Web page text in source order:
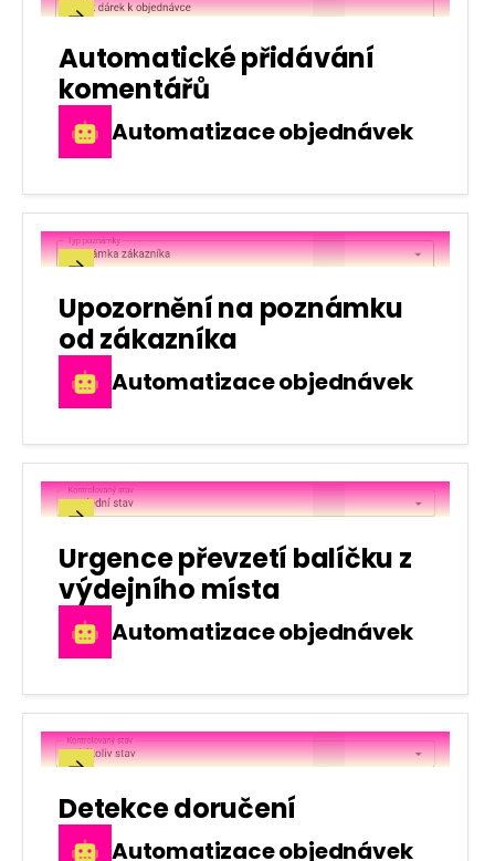

Automatické přidávání
komentářů
Automatizace objednávek

Upozornění na poznámku
od zákazníka
Automatizace objednávek

Urgence převzetí balíčku z
výdejního místa
Automatizace objednávek

Detekce doručení
Automatizace objednávek